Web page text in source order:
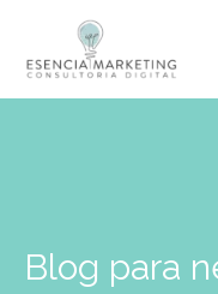
contenido
Blog para